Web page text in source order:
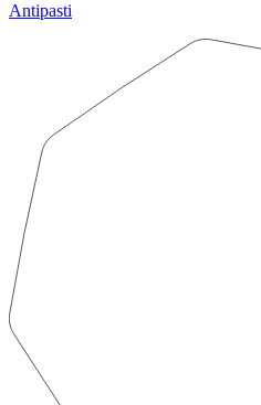
Antipasti